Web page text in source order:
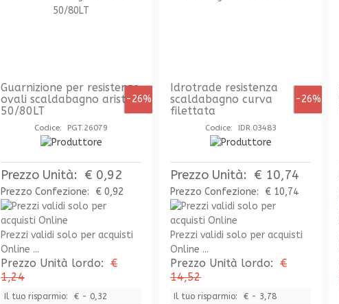
-26%
Guarnizione per resistenze
ovali scaldabagno ariston
50/80LT
Codice: PGT.26079
Prezzo Unità: € 0,92
Prezzo Confezione: € 0,92
Prezzi validi solo per acquisti
Online ...
Prezzo Unità lordo: €
1,24
Il tuo risparmio: € - 0,32
-26%
Idrotrade resistenza
scaldabagno curva
filettata
Codice: IDR.03483
Prezzo Unità: € 10,74
Prezzo Confezione: € 10,74
Prezzi validi solo per acquisti
Online ...
Prezzo Unità lordo: €
14,52
Il tuo risparmio: € - 3,78